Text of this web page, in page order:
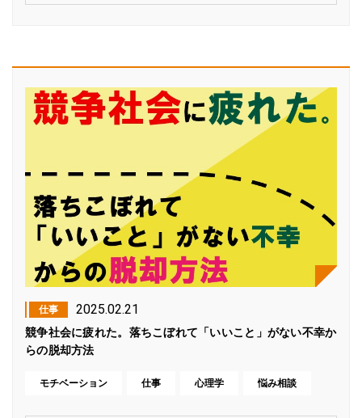
仕事 2025.02.21
競争社会に疲れた。落ちこぼれて「いいこと」がない不幸か
らの脱却方法
モチベーション 仕事 心理学 悩み相談